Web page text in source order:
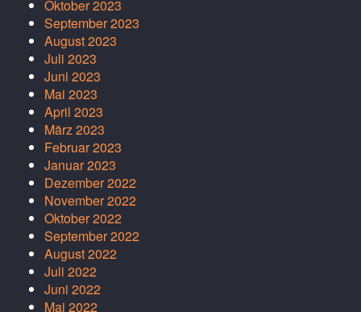
Oktober 2023
September 2023
August 2023
Juli 2023
Juni 2023
Mai 2023
April 2023
März 2023
Februar 2023
Januar 2023
Dezember 2022
November 2022
Oktober 2022
September 2022
August 2022
Juli 2022
Juni 2022
Mai 2022